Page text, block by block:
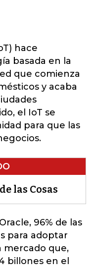
hace
basada en la
que comienza
y acaba
el IoT se
para que las
las Cosas
96% de las
para adoptar
mercado que,
billones en el